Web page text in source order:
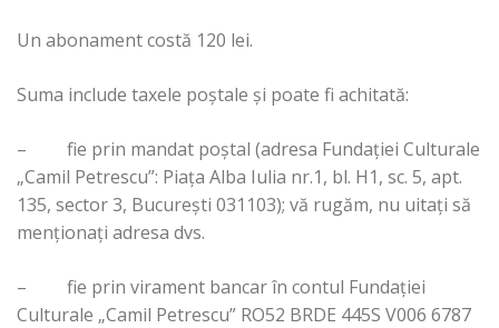
Un abonament costă 120 lei.
Suma include taxele poştale şi poate fi achitată:
– fie prin mandat poştal (adresa Fundaţiei Culturale
„Camil Petrescu”: Piaţa Alba Iulia nr.1, bl. H1, sc. 5, apt.
135, sector 3, Bucureşti 031103); vă rugăm, nu uitaţi să
menţionaţi adresa dvs.
– fie prin virament bancar în contul Fundaţiei
Culturale „Camil Petrescu” RO52 BRDE 445S V006 6787